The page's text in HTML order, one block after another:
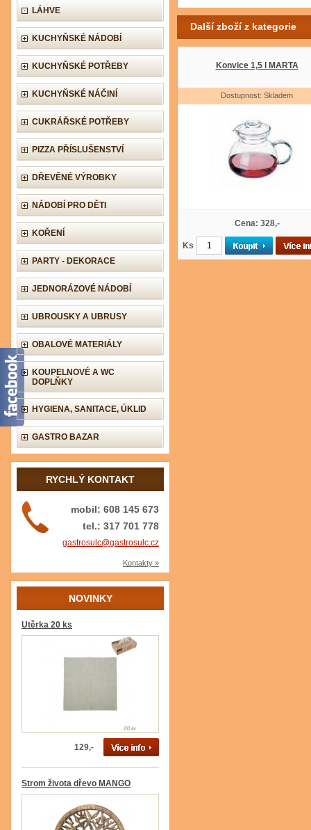
LÁHVE
KUCHYŇSKÉ NÁDOBÍ
KUCHYŇSKÉ POTŘEBY
KUCHYŇSKÉ NÁČINÍ
CUKRÁŘSKÉ POTŘEBY
PIZZA PŘÍSLUŠENSTVÍ
DŘEVĚNÉ VÝROBKY
NÁDOBÍ PRO DĚTI
KOŘENÍ
PARTY - DEKORACE
JEDNORÁZOVÉ NÁDOBÍ
UBROUSKY A UBRUSY
OBALOVÉ MATERIÁLY
KOUPELNOVÉ A WC
DOPLŇKY
HYGIENA, SANITACE, ÚKLID
GASTRO BAZAR
RYCHLÝ KONTAKT
mobil: 608 145 673
tel.: 317 701 778
gastrosulc@gastrosulc.cz
Kontakty »
NOVINKY
Utěrka 20 ks
129,-
Strom života dřevo MANGO
Další zboží z kategorie
Konvice 1,5 l MARTA
Dostupnost: Skladem
Cena: 328,-
Ks